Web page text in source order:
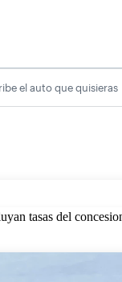
el auto que quisieras
tasas del